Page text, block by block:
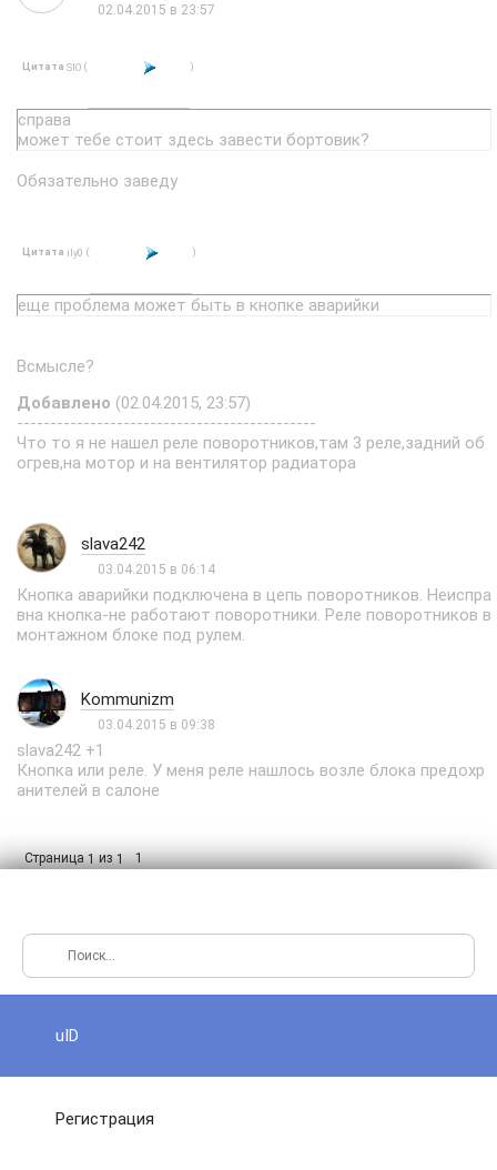
02.04.2015 в 23:57
Цитата SIO ( )
справа
может тебе стоит здесь завести бортовик?
Обязательно заведу
Цитата ily0 ( )
еще проблема может быть в кнопке аварийки
Всмысле?
Добавлено (02.04.2015, 23:57)
---------------------------------------------
Что то я не нашел реле поворотников,там 3 реле,задний об
огрев,на мотор и на вентилятор радиатора
slava242
03.04.2015 в 06:14
Кнопка аварийки подключена в цепь поворотников. Неиспра
вна кнопка-не работают поворотники. Реле поворотников в
монтажном блоке под рулем.
Kommunizm
03.04.2015 в 09:38
slava242 +1
Кнопка или реле. У меня реле нашлось возле блока предохр
анителей в салоне
Страница1из1 1
uID
Регистрация